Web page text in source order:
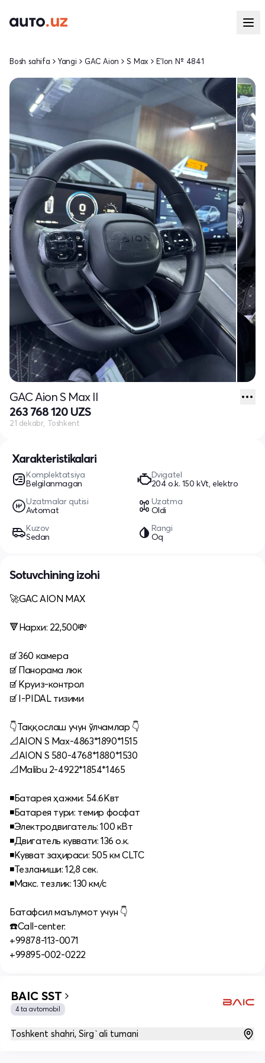
Xarakteristikalari
Komplektatsiya
Belgilanmagan
Dvigatel
204 o.k. 150 kVt, elektro
Uzatmalar qutisi
Avtomat
Uzatma
Oldi
Kuzov
Sedan
Rangi
Oq
Bosh sahifa Yangi GAC Aion S Max E'lon № 4841
GAC Aion S Max II
263 768 120 UZS
21 dekabr, Toshkent
Sotuvchining izohi
🚀GAC AION MAX
🔻Нархи: 22,500💸
☑️ 360 камера
☑️ Панорама люк
☑️ Круиз-контрол
☑️ I-PIDAL тизими
👇Таққослаш учун ўлчамлар 👇
📐AION S Max-4863*1890*1515
📐AION S 580-4768*1880*1530
📐Malibu 2-4922*1854*1465
◾️Батарея ҳажми: 54.6Квт
◾️Батарея тури: темир фосфат
◾️Электродвигатель: 100 кВт
◾️Двигатель куввати: 136 о.к.
◾️Кувват заҳираси: 505 км CLTC
◾️Тезланиши: 12,8 сек.
◾️Макс. тезлик: 130 км/с
Батафсил маълумот учун 👇
☎️Call-center:
+99878-113-0071
+99895-002-0222
BAIC SST
4 ta avtomobil
Toshkent shahri, Sirg`ali tumani